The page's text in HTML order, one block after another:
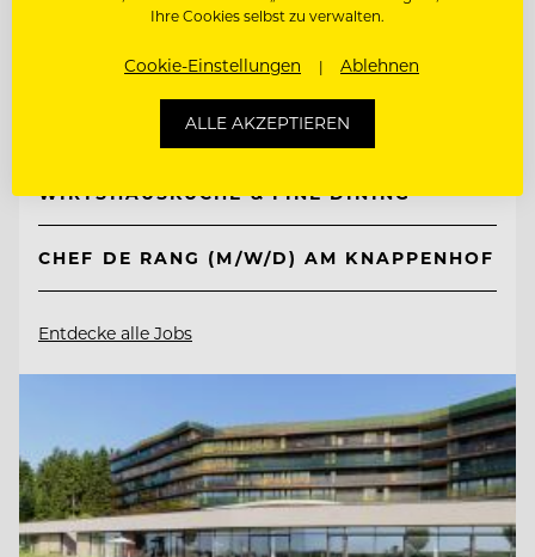
Knappenhof
2651 Reichenau a. d. Rax, Österreich
WIRTSHAUSKÜCHE & FINE DINING
CHEF DE RANG (M/W/D) AM KNAPPENHOF
Entdecke alle Jobs
Ihre Cookies selbst zu verwalten.
Cookie-Einstellungen Ablehnen
ALLE AKZEPTIEREN